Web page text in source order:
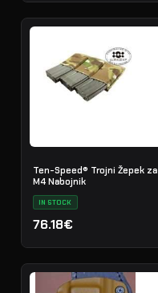
Ten-Speed® Trojni Žepek za
M4 Nabojnik
IN STOCK
76.18€